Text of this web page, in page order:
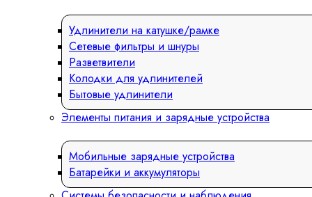
Удлинители на катушке/рамке
Сетевые фильтры и шнуры
Разветвители
Колодки для удлинителей
Бытовые удлинители
Элементы питания и зарядные устройства
Мобильные зарядные устройства
Батарейки и аккумуляторы